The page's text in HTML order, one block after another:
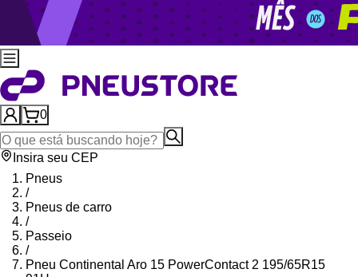
0
Insira seu CEP
Pneus
/
Pneus de carro
/
Passeio
/
Pneu Continental Aro 15 PowerContact 2 195/65R15